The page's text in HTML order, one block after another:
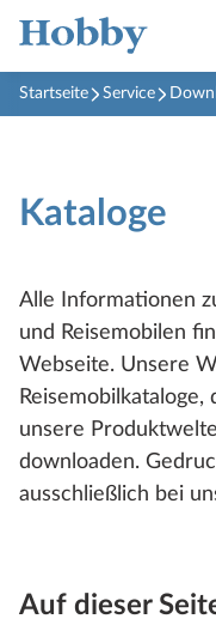
Startseite Service
Kataloge
Alle Informationen
und Reisemobilen
Webseite. Unsere
unsere
downloaden.
ausschließlich bei
Auf dieser